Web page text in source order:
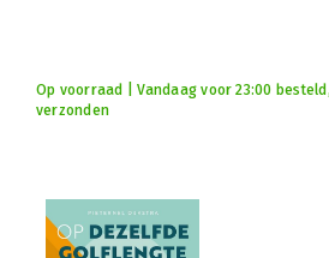
Op voorraad | Vandaag voor 23:00
verzonden